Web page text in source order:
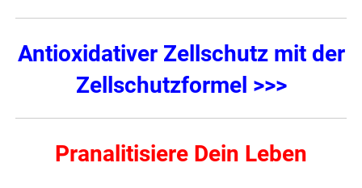
Antioxidativer Zellschutz mit der
Zellschutzformel >>>
Pranalitisiere Dein Leben